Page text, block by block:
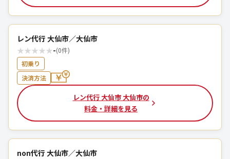
レン代行 大仙市／大仙市
★★★★★-(0件)
初乗り
決済方法
レン代行 大仙市 大仙市の
料金・詳細を見る
non代行 大仙市／大仙市